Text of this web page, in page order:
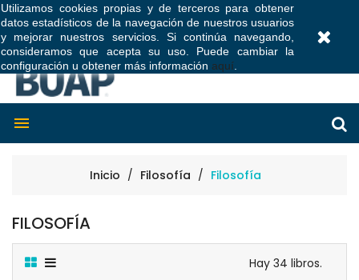
Utilizamos cookies propias y de terceros para obtener
datos estadísticos de la navegación de nuestros usuarios
y mejorar nuestros servicios. Si continúa navegando,
consideramos que acepta su uso. Puede cambiar la
configuración u obtener más información aquí

Inicio Filosofía Filosofía
FILOSOFÍA
Hay 34 libros.